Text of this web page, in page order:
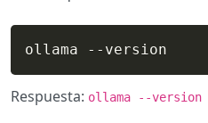
ollama --version
Respuesta: ollama --version